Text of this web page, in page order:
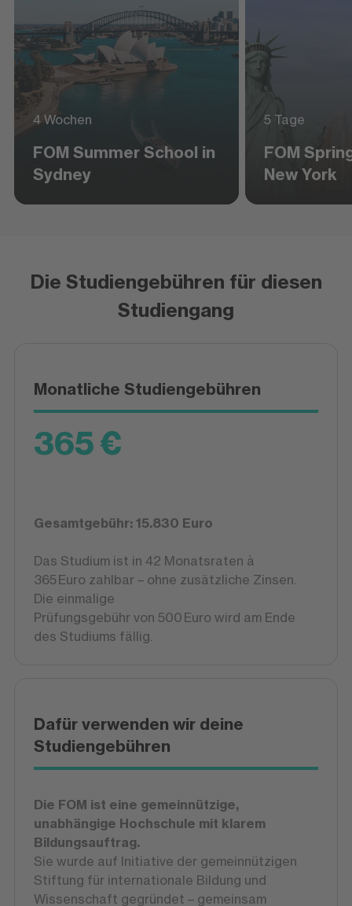
4 Wochen
FOM Summer School in
Sydney
5 Tage
FOM
New York
Die Studiengebühren für diesen
Studiengang
Monatliche Studiengebühren
365 €
Gesamtgebühr: 15.830 Euro
Das Studium ist in 42 Monatsraten à
365 Euro zahlbar – ohne zusätzliche Zinsen.
Die einmalige
Prüfungsgebühr von 500 Euro wird am Ende
des Studiums fällig.
Dafür verwenden wir deine
Studiengebühren
Die FOM ist eine gemeinnützige,
unabhängige Hochschule mit klarem
Bildungsauftrag.
Sie wurde auf Initiative der gemeinnützigen
Stiftung für internationale Bildung und
Wissenschaft gegründet – gemeinsam